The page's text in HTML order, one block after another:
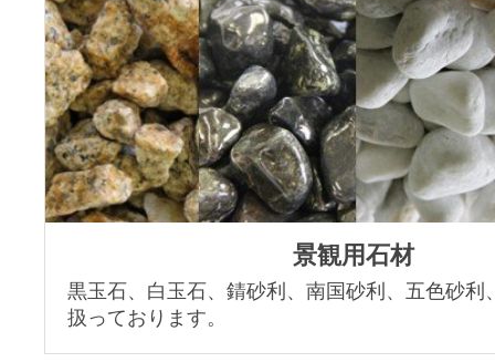
景観用石材
黒玉石、白玉石、錆砂利、南国砂利、五色砂利
扱っております。